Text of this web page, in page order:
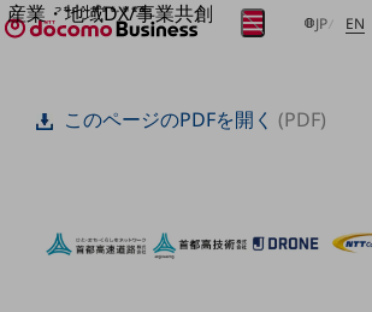
産業・地域DX/事業共創
OPEN HUB for Plural Futures
OPEN HUB for Plural Futuresとは
Smart World
JP日本語
EN
メニュー
開く
フリーワードを入力して探す
フリーワードでNTTドコモビジネスの
このページのPDFを開く(PDF)